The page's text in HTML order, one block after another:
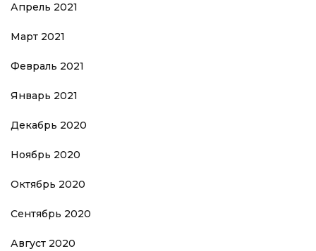
Апрель 2021
Март 2021
Февраль 2021
Январь 2021
Декабрь 2020
Ноябрь 2020
Октябрь 2020
Сентябрь 2020
Август 2020